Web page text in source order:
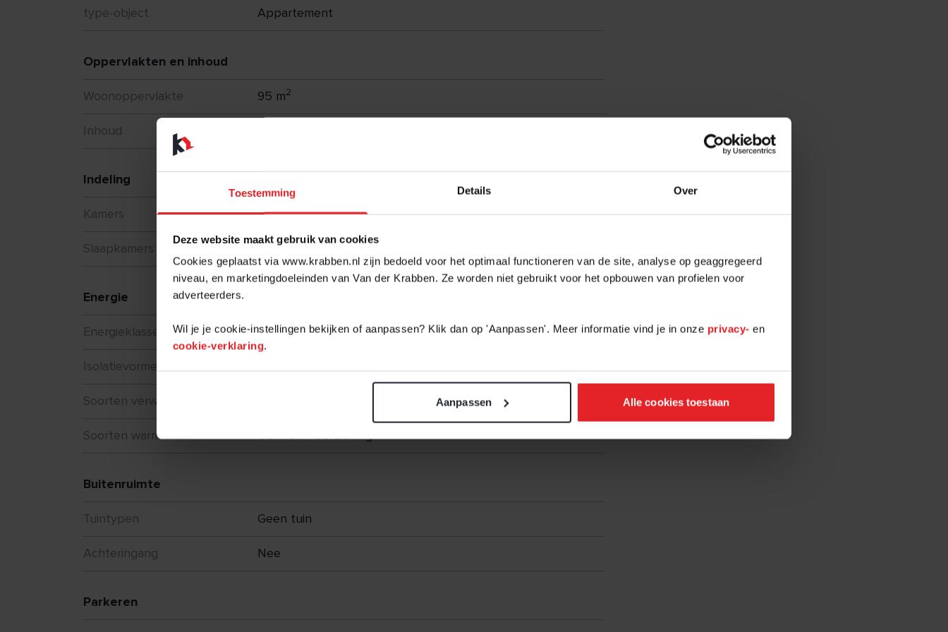
Toestemming Details Over
Deze website maakt gebruik van cookies
Cookies geplaatst via www.krabben.nl zijn bedoeld voor het optimaal functioneren van de site, analyse op geaggregeerd
niveau, en marketingdoeleinden van Van der Krabben. Ze worden niet gebruikt voor het opbouwen van profielen voor
adverteerders.
Wil je je cookie-instellingen bekijken of aanpassen? Klik dan op 'Aanpassen'. Meer informatie vind je in onze privacy- en
cookie-verklaring.
Aanpassen Alle cookies toestaan
type-object Appartement
Oppervlakten en inhoud
Woonoppervlakte 95 m2
Inhoud
Indeling
Kamers 3
Slaapkamers
Energie
Energieklasse A+++
Isolatievormen
Soorten verwarming
Soorten warm water Centrale voorziening
Buitenruimte
Tuintypen Geen tuin
Achteringang Nee
Parkeren